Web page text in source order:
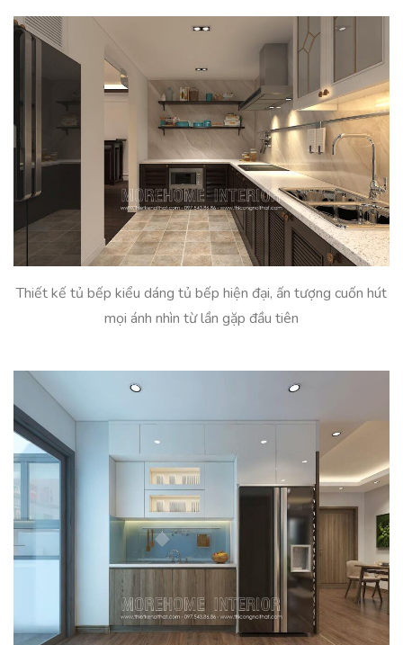
Thiết kế tủ bếp kiểu dáng tủ bếp hiện đại, ấn tượng cuốn hút
mọi ánh nhìn từ lần gặp đầu tiên